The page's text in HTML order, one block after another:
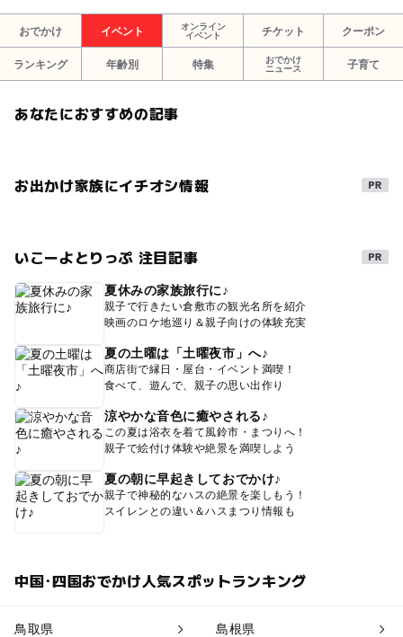
おでかけ イベント
オンライン
イベント
チケット クーポン
ランキング 年齢別 特集
おでかけ
ニュース
子育て
あなたにおすすめの記事
お出かけ家族にイチオシ情報
いこーよとりっぷ 注目記事
夏休みの家族旅行に♪
親子で行きたい倉敷市の観光名所を紹介
映画のロケ地巡り＆親子向けの体験充実
夏の土曜は「土曜夜市」へ♪
商店街で縁日・屋台・イベント満喫！
食べて、遊んで、親子の思い出作り
涼やかな音色に癒やされる♪
この夏は浴衣を着て風鈴市・まつりへ！
親子で絵付け体験や絶景を満喫しよう
夏の朝に早起きしておでかけ♪
親子で神秘的なハスの絶景を楽しもう！
スイレンとの違い＆ハスまつり情報も
中国･四国おでかけ人気スポットランキング
鳥取県 島根県